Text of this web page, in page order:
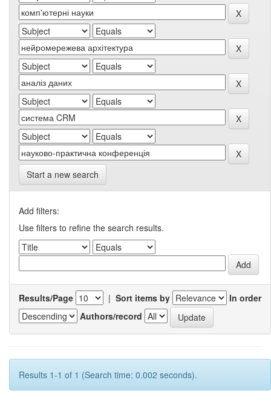
Start a new search
Add filters:
Use filters to refine the search results.
Results/Page | Sort items by
In order
Authors/record
Results 1-1 of 1 (Search time: 0.002 seconds).